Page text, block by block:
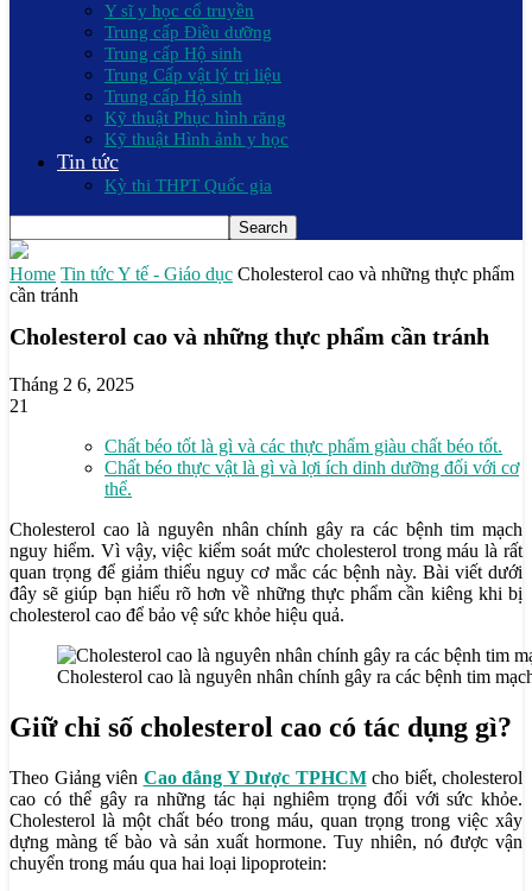
Y sĩ y học cổ truyền
Trung cấp Điều dưỡng
Trung cấp Hộ sinh
Trung Cấp vật lý trị liệu
Trung cấp Hộ sinh
Kỹ thuật Phục hình răng
Kỹ thuật Hình ảnh y học
Tin tức
Kỳ thi THPT Quốc gia
Home Tin tức Y tế - Giáo dục Cholesterol cao và những thực phẩm
cần tránh
Cholesterol cao và những thực phẩm cần tránh
Tháng 2 6, 2025
21
Chất béo tốt là gì và các thực phẩm giàu chất béo tốt.
Chất béo thực vật là gì và lợi ích dinh dưỡng đối với cơ
thể.
Cholesterol cao là nguyên nhân chính gây ra các bệnh tim mạch
nguy hiểm. Vì vậy, việc kiểm soát mức cholesterol trong máu là rất
quan trọng để giảm thiểu nguy cơ mắc các bệnh này. Bài viết dưới
đây sẽ giúp bạn hiểu rõ hơn về những thực phẩm cần kiêng khi bị
cholesterol cao để bảo vệ sức khỏe hiệu quả.
Cholesterol cao là nguyên nhân chính gây ra các bệnh tim
Giữ chỉ số cholesterol cao có tác dụng gì?
Theo Giảng viên Cao đẳng Y Dược TPHCMcho biết, cholesterol
cao có thể gây ra những tác hại nghiêm trọng đối với sức khỏe.
Cholesterol là một chất béo trong máu, quan trọng trong việc xây
dựng màng tế bào và sản xuất hormone. Tuy nhiên, nó được vận
chuyển trong máu qua hai loại lipoprotein: